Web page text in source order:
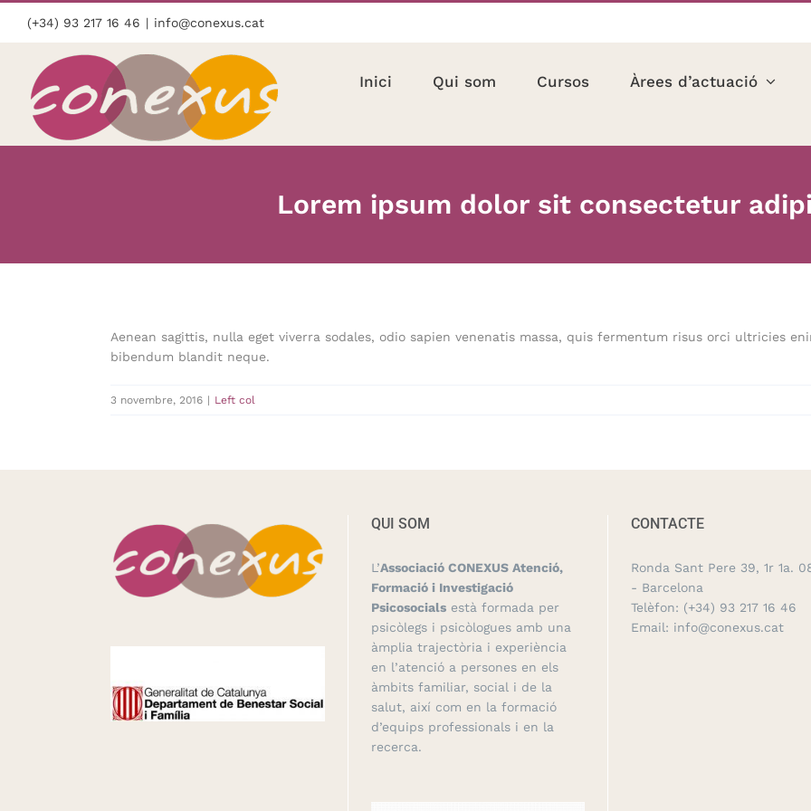
(+34) 93 217 16 46 | info@conexus.cat
Inici Qui som Cursos Àrees d’actuació
Lorem ipsum dolor sit consectetur
Aenean sagittis, nulla eget viverra sodales, odio sapien venenatis massa, quis fermentum risus orci ultricies
bibendum blandit neque.
3 novembre, 2016 | Left col
QUI SOM
L’Associació CONEXUS Atenció,
Formació i Investigació
Psicosocialsestà formada per
psicòlegs i psicòlogues amb una
àmplia trajectòria i experiència
en l’atenció a persones en els
àmbits familiar, social i de la
salut, així com en la formació
d’equips professionals i en la
recerca.
CONTACTE
Ronda Sant Pere 39, 1r 1a.
- Barcelona
Telèfon: (+34) 93 217 16 46
Email: info@conexus.cat